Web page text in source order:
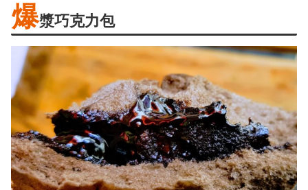
爆漿巧克力包